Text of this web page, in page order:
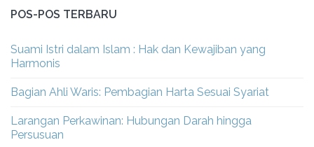
POS-POS TERBARU
Suami Istri dalam Islam : Hak dan Kewajiban yang
Harmonis
Bagian Ahli Waris: Pembagian Harta Sesuai Syariat
Larangan Perkawinan: Hubungan Darah hingga
Persusuan